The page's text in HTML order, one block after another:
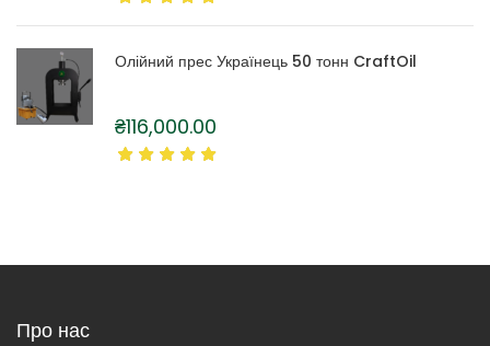
Олійний прес Українець 50 тонн CraftOil
₴116,000.00
Про нас